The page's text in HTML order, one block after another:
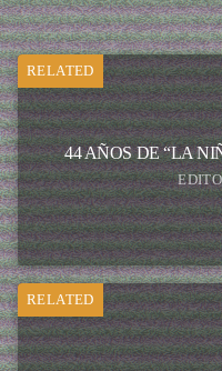
RELATED
44 AÑOS DE “LA
RELATED